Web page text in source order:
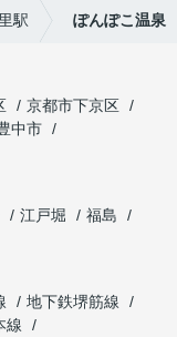
駅 ぽんぽこ温泉
京都市下京区
中市
江戸堀
福島
地下鉄堺筋線
線